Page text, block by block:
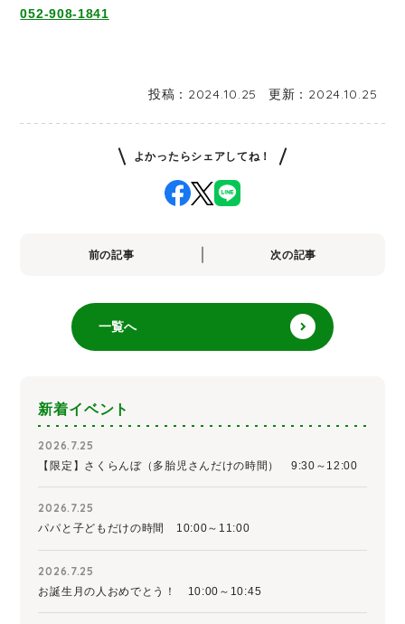
052-908-1841
投稿： 2024.10.25 更新： 2024.10.25
よかったらシェアしてね！
前の記事 次の記事
一覧へ
新着イベント
2026.7.25
【限定】さくらんぼ（多胎児さんだけの時間） 9:30～12:00
2026.7.25
パパと子どもだけの時間 10:00～11:00
2026.7.25
お誕生月の人おめでとう！ 10:00～10:45